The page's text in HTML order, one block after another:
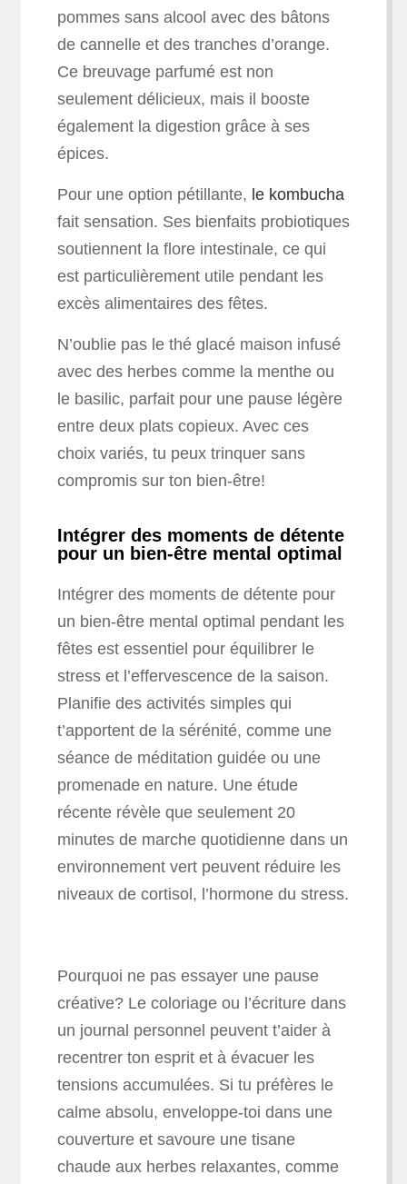
pommes sans alcool avec des bâtons
de cannelle et des tranches d’orange.
Ce breuvage parfumé est non
seulement délicieux, mais il booste
également la digestion grâce à ses
épices.
Pour une option pétillante, le kombucha
fait sensation. Ses bienfaits probiotiques
soutiennent la flore intestinale, ce qui
est particulièrement utile pendant les
excès alimentaires des fêtes.
N’oublie pas le thé glacé maison infusé
avec des herbes comme la menthe ou
le basilic, parfait pour une pause légère
entre deux plats copieux. Avec ces
choix variés, tu peux trinquer sans
compromis sur ton bien-être!
Intégrer des moments de détente
pour un bien-être mental optimal
Intégrer des moments de détente pour
un bien-être mental optimal pendant les
fêtes est essentiel pour équilibrer le
stress et l’effervescence de la saison.
Planifie des activités simples qui
t’apportent de la sérénité, comme une
séance de méditation guidée ou une
promenade en nature. Une étude
récente révèle que seulement 20
minutes de marche quotidienne dans un
environnement vert peuvent réduire les
niveaux de cortisol, l’hormone du stress.
Pourquoi ne pas essayer une pause
créative? Le coloriage ou l’écriture dans
un journal personnel peuvent t’aider à
recentrer ton esprit et à évacuer les
tensions accumulées. Si tu préfères le
calme absolu, enveloppe-toi dans une
couverture et savoure une tisane
chaude aux herbes relaxantes, comme